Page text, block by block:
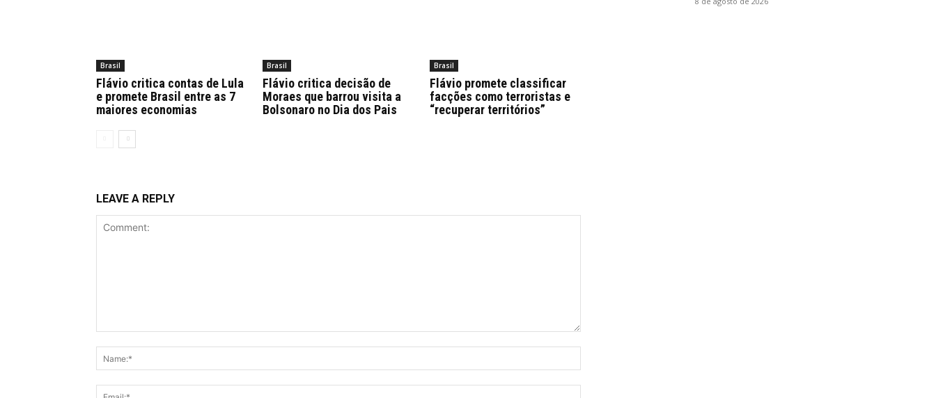
Brasil
Flávio critica contas de Lula
e promete Brasil entre as 7
maiores economias
Brasil
Flávio critica decisão de
Moraes que barrou visita a
Bolsonaro no Dia dos Pais
Brasil
Flávio promete classificar
facções como terroristas e
“recuperar territórios”
LEAVE A REPLY